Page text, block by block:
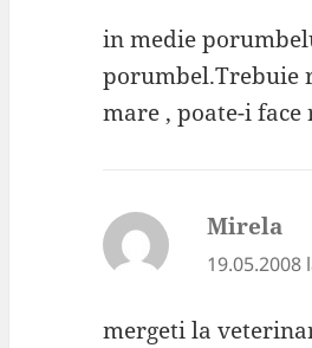
in medie
porumbel.Trebuie
mare , poate-i face
Mirela
19.05.2008
mergeti la